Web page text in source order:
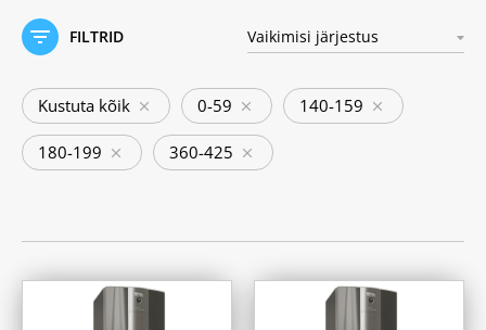
FILTRID
Kustuta kõik 0-59 140-159
180-199 360-425